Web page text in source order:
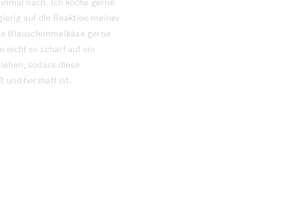
auf die Reaktion meiner
Blauschimmelkäse gerne
nicht so scharf auf ein
sodass diese
und herzhaft ist.